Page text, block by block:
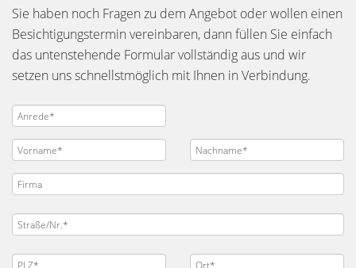
Sie haben noch Fragen zu dem Angebot oder wollen einen
Besichtigungstermin vereinbaren, dann füllen Sie einfach
das untenstehende Formular vollständig aus und wir
setzen uns schnellstmöglich mit Ihnen in Verbindung.